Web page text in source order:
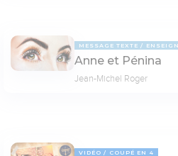
MESSAGE TEXTE
Anne et Pénina
Jean-Michel Roger
VIDÉO COUPÉ EN 4